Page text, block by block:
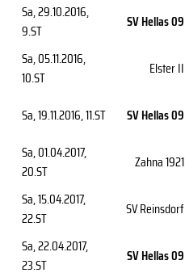
Sa, 29.10.2016,
9.ST
SV Hellas 09
Sa, 05.11.2016,
10.ST
Elster II
Sa, 19.11.2016, 11.ST SV Hellas 09
Sa, 01.04.2017,
20.ST
Zahna 1921
Sa, 15.04.2017,
22.ST
SV Reinsdorf
Sa, 22.04.2017,
23.ST
SV Hellas 09